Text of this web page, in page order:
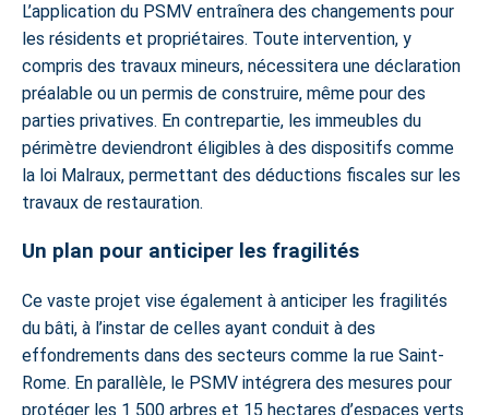
L’application du PSMV entraînera des changements pour
les résidents et propriétaires. Toute intervention, y
compris des travaux mineurs, nécessitera une déclaration
préalable ou un permis de construire, même pour des
parties privatives. En contrepartie, les immeubles du
périmètre deviendront éligibles à des dispositifs comme
la loi Malraux, permettant des déductions fiscales sur les
travaux de restauration.
Un plan pour anticiper les fragilités
Ce vaste projet vise également à anticiper les fragilités
du bâti, à l’instar de celles ayant conduit à des
effondrements dans des secteurs comme la rue Saint-
Rome. En parallèle, le PSMV intégrera des mesures pour
protéger les 1 500 arbres et 15 hectares d’espaces verts